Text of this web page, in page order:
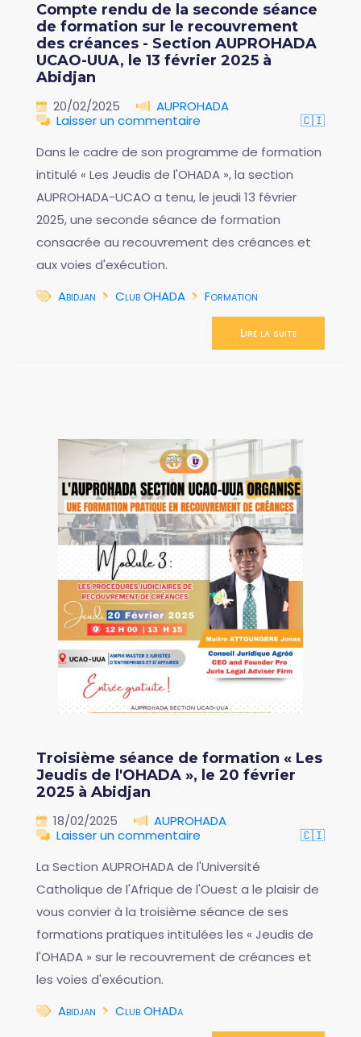
Compte rendu de la seconde séance
de formation sur le recouvrement
des créances - Section AUPROHADA
UCAO-UUA, le 13 février 2025 à
Abidjan
20/02/2025
AUPROHADA
Laisser un commentaire
🇨🇮
Dans le cadre de son programme de formation
intitulé « Les Jeudis de l'OHADA », la section
AUPROHADA-UCAO a tenu, le jeudi 13 février
2025, une seconde séance de formation
consacrée au recouvrement des créances et
aux voies d'exécution.
Abidjan
Club OHADA Formation
Lire la suite
Troisième séance de formation « Les
Jeudis de l'OHADA », le 20 février
2025 à Abidjan
18/02/2025
AUPROHADA
Laisser un commentaire
🇨🇮
La Section AUPROHADA de l'Université
Catholique de l'Afrique de l'Ouest a le plaisir de
vous convier à la troisième séance de ses
formations pratiques intitulées les « Jeudis de
l'OHADA » sur le recouvrement de créances et
les voies d'exécution.
Abidjan
Club OHADa